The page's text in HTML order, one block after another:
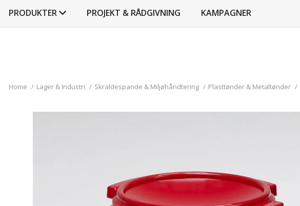
PRODUKTER PROJEKT & RÅDGIVNING KAMPAGNER
Home / Lager & Industri / Skraldespande & Miljøhåndtering / Plasttønder & Metaltønder /